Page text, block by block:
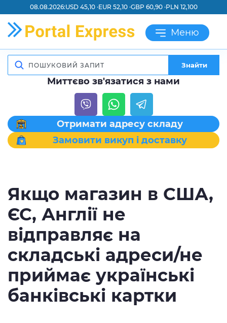
08.08.2026:USD 45,10 ·EUR 52,10 ·GBP 60,90 ·PLN 12,100
Меню
Знайти
Миттєво зв'язатися з нами
Отримати адресу складу
Замовити викуп і доставку
Якщо магазин в США,
ЄС, Англії не
відправляє на
складські адреси/не
приймає українські
банківські картки